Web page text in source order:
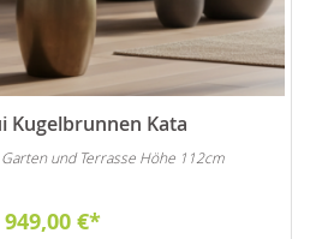
Kugelbrunnen Kata
und Terrasse Höhe 112cm
949,00 €